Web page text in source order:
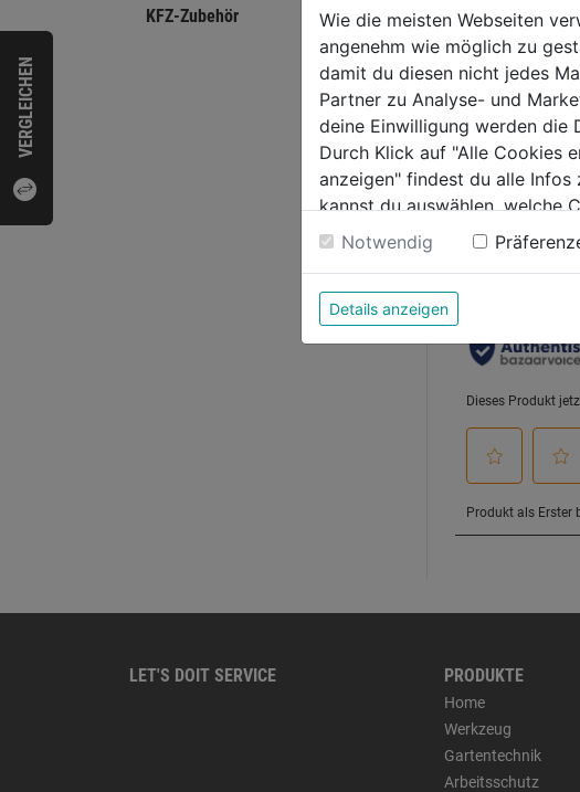
VERGLEICHEN
KFZ-Zubehör
von
5
Sternen.
9,99€
LET'S DOIT SERVICE PRODUKTE
Home
Werkzeug
Gartentechnik
Arbeitsschutz
Wie die meisten Webseiten
angenehm wie möglich zu
damit du diesen nicht jedes
Partner zu Analyse- und
deine Einwilligung werden die
Durch Klick auf "Alle Cookies
anzeigen" findest du alle Infos
kannst du auswählen, welche
Weitere Informationen findest
Notwendig
Details anzeigen